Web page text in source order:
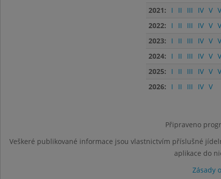
2021:
I II III IV V
2022:
I II III IV V
2023:
I II III IV V
2024:
I II III IV V
2025:
I II III IV V
2026:
I II III IV V
Připraveno
Veškeré publikované informace jsou vlastnictvím příslušné
aplikace do
Zásady